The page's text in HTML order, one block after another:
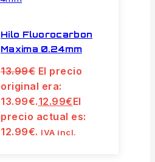
Hilo Fluorocarbon
Maxima 0.24mm
13.99€ El precio
original era:
13.99€.12.99€El
precio actual es:
12.99€. IVA incl.